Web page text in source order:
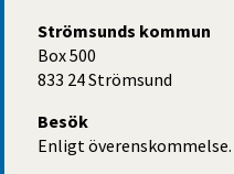
Strömsunds kommun
Box 500
833 24 Strömsund
Besök
Enligt överenskommelse.